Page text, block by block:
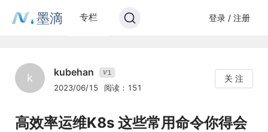
墨滴 专栏 登录 / 注册
k kubehan V1
2023/06/15 阅读：151
关 注
高效率运维K8s 这些常用命令你得会